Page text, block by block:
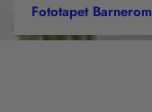
Fototapet Barnerom